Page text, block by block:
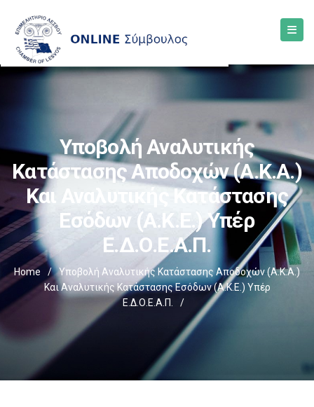
Υποβολή Αναλυτικής
Κατάστασης Αποδοχών (Α.Κ.Α.)
Και Αναλυτικής Κατάστασης
Εσόδων (Α.Κ.Ε.) Υπέρ
Ε.Δ.Ο.Ε.Α.Π.
Home /
Υποβολή Αναλυτικής Κατάστασης Αποδοχών (Α.Κ.Α.)
Και Αναλυτικής Κατάστασης Εσόδων (Α.Κ.Ε.) Υπέρ
Ε.Δ.Ο.Ε.Α.Π.
/